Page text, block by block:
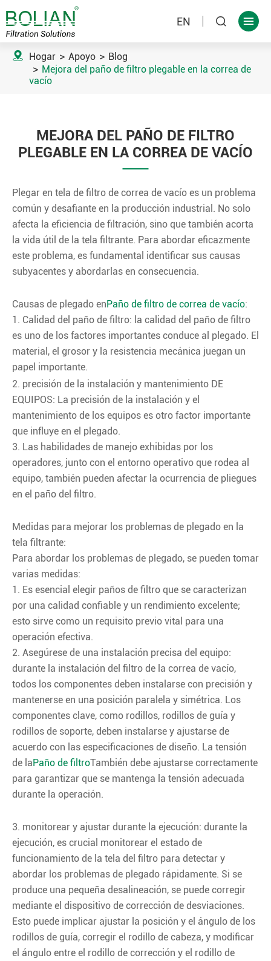
EN  
 Hogar Apoyo
Blog
Mejora del paño de filtro plegable en la correa de
vacío
MEJORA DEL PAÑO DE FILTRO
PLEGABLE EN LA CORREA DE VACÍO
Plegar en tela de filtro de correa de vacío es un problema
común y desafiante en la producción industrial. No solo
afecta la eficiencia de filtración, sino que también acorta
la vida útil de la tela filtrante. Para abordar eficazmente
este problema, es fundamental identificar sus causas
subyacentes y abordarlas en consecuencia.
Causas de plegado enPaño de filtro de correa de vacío:
1. Calidad del paño de filtro: la calidad del paño de filtro
es uno de los factores importantes conduce al plegado. El
material, el grosor y la resistencia mecánica juegan un
papel importante.
2. precisión de la instalación y mantenimiento DE
EQUIPOS: La precisión de la instalación y el
mantenimiento de los equipos es otro factor importante
que influye en el plegado.
3. Las habilidades de manejo exhibidas por los
operadores, junto con el entorno operativo que rodea al
equipo, también pueden afectar la ocurrencia de pliegues
en el paño del filtro.
Medidas para mejorar los problemas de plegado en la
tela filtrante:
Para abordar los problemas de plegado, se pueden tomar
varias medidas:
1. Es esencial elegir paños de filtro que se caracterizan
por una calidad confiable y un rendimiento excelente;
esto sirve como un requisito previo vital para una
operación efectiva.
2. Asegúrese de una instalación precisa del equipo:
durante la instalación del filtro de la correa de vacío,
todos los componentes deben instalarse con precisión y
mantenerse en una posición paralela y simétrica. Los
componentes clave, como rodillos, rodillos de guía y
rodillos de soporte, deben instalarse y ajustarse de
acuerdo con las especificaciones de diseño. La tensión
de laPaño de filtroTambién debe ajustarse correctamente
para garantizar que se mantenga la tensión adecuada
durante la operación.
3. monitorear y ajustar durante la ejecución: durante la
ejecución, es crucial monitorear el estado de
funcionamiento de la tela del filtro para detectar y
abordar los problemas de plegado rápidamente. Si se
produce una pequeña desalineación, se puede corregir
mediante el dispositivo de corrección de desviaciones.
Esto puede implicar ajustar la posición y el ángulo de los
rodillos de guía, corregir el rodillo de cabeza, y modificar
el ángulo entre el rodillo de corrección y el rodillo de